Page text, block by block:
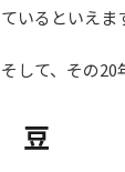
ているといえま
そして、その20
豆